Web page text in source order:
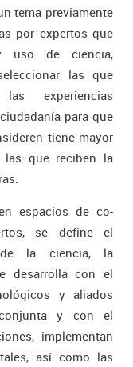
tema previamente
por expertos que
uso de ciencia,
las que
experiencias
para que
tiene mayor
que reciben la
espacios de co-
se define el
la ciencia, la
desarrolla con el
y aliados
y con el
implementan
así como las